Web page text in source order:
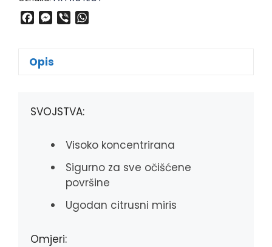
e
b
k
M
s
e
Opis
SVOJSTVA:
Visoko koncentrirana
Sigurno za sve očišćene
površine
Ugodan citrusni miris
Omjeri: